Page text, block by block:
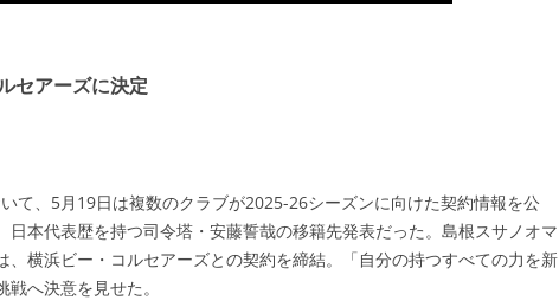
セアーズに決定
て、5月19日は複数のクラブが2025-26シーズンに向けた契約情報を公
日本代表歴を持つ司令塔・安藤誓哉の移籍先発表だった。島根スサノオマ
、横浜ビー・コルセアーズとの契約を締結。「自分の持つすべての力を新
へ決意を見せた。